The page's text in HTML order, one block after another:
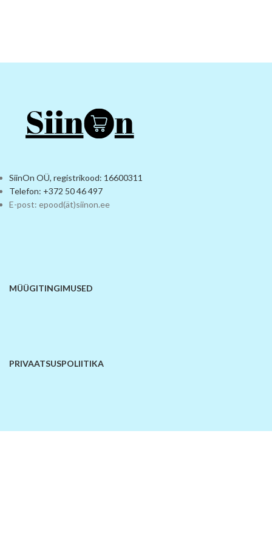
SiinOn OÜ, registrikood: 16600311
Telefon: +372 50 46 497
E-post: epood(ät)siinon.ee
MÜÜGITINGIMUSED
PRIVAATSUSPOLIITIKA